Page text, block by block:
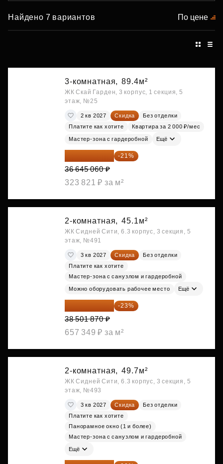
Найдено 7 вариантов По цене
3-комнатная, 89.4м²
ЖК Скай Гарден, 3 корпус, 1 секция, 5
этаж, №25
2 кв 2027 Скидка
Без отделки
Платите как хотите
Квартира за 2 000 ₽/мес
Мастер-зона с гардеробной Ещё
28 949 597 ₽ -21%
36 645 060 ₽
323 821 ₽ за м²
2-комнатная, 45.1м²
ЖК Сидней Сити, 6.3 корпус, 3 секция, 5
этаж, №491
3 кв 2027 Скидка
Без отделки
Платите как хотите
Мастер-зона с санузлом и гардеробной
Можно оборудовать рабочее место Ещё
29 646 440 ₽ -23%
38 501 870 ₽
657 349 ₽ за м²
2-комнатная, 49.7м²
ЖК Сидней Сити, 6.3 корпус, 3 секция, 5
этаж, №493
3 кв 2027 Скидка
Без отделки
Платите как хотите
Панорамное окно (1 и более)
Мастер-зона с санузлом и гардеробной
Ещё